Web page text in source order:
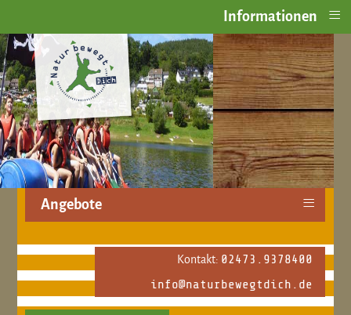
Angebote ≡
Kontakt: 02473.9378400
info@naturbewegtdich.de
Informationen ≡